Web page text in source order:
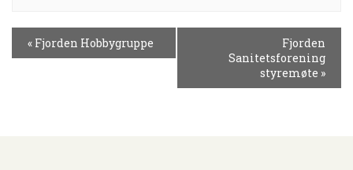
E
« Fjorden Hobbygruppe
Fjorden
Sanitetsforening
styremøte »